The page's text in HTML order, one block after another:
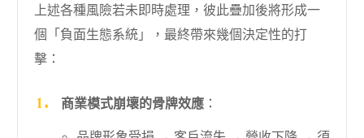
上述各種風險若未即時處理，彼此疊加後將形成一
個「負面生態系統」，最終帶來幾個決定性的打
擊：
商業模式崩壞的骨牌效應：